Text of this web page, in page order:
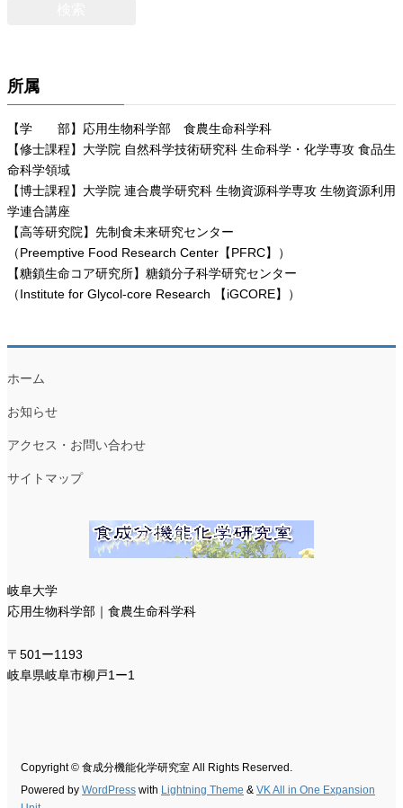
所属
【学 部】応用生物科学部 食農生命科学科
【修士課程】大学院 自然科学技術研究科 生命科学・化学専攻 食品生
命科学領域
【博士課程】大学院 連合農学研究科 生物資源科学専攻 生物資源利用
学連合講座
【高等研究院】先制食未来研究センター
（Preemptive Food Research Center【PFRC】）
【糖鎖生命コア研究所】糖鎖分子科学研究センター
（Institute for Glycol-core Research 【iGCORE】）
ホーム
お知らせ
アクセス・お問い合わせ
サイトマップ
岐阜大学
応用生物科学部｜食農生命科学科
〒501ー1193
岐阜県岐阜市柳戸1ー1
Copyright © 食成分機能化学研究室 All Rights Reserved.
Powered by WordPress with Lightning Theme & VK All in One Expansion